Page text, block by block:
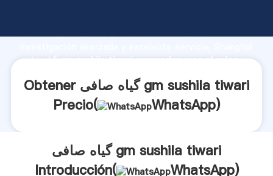
fuerte capacidad de producción, fuerza de
گیاه صافی gm sushila tiwari proveedor crea el valor y
Obtener گیاه صافی gm sushila tiwari
Precio(
WhatsApp)
گیاه صافی gm sushila tiwari
Introducción(
WhatsApp)